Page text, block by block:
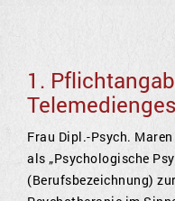
1.
Frau Dipl.-Psych.
als „Psychologische
(Berufsbezeichnung)